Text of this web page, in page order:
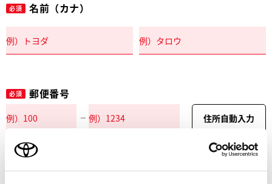
必須 名前（カナ）
必須 郵便番号
住所自動入力
必須 都道府県